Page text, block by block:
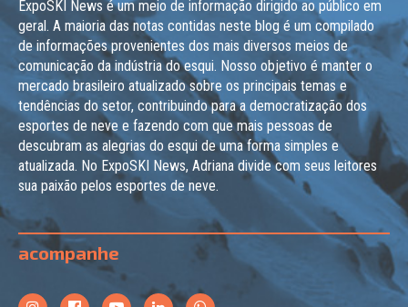
ExpoSKI News é um meio de informação dirigido ao público em
geral. A maioria das notas contidas neste blog é um compilado
de informações provenientes dos mais diversos meios de
comunicação da indústria do esqui. Nosso objetivo é manter o
mercado brasileiro atualizado sobre os principais temas e
tendências do setor, contribuindo para a democratização dos
esportes de neve e fazendo com que mais pessoas de
descubram as alegrias do esqui de uma forma simples e
atualizada. No ExpoSKI News, Adriana divide com seus leitores
sua paixão pelos esportes de neve.
acompanhe